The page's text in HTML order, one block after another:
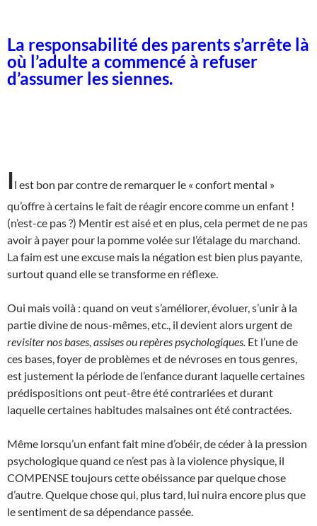
La responsabilité des parents s’arrête là
où l’adulte a commencé à refuser
d’assumer les siennes.
Il est bon par contre de remarquer le « confort mental »
qu’offre à certains le fait de réagir encore comme un enfant !
(n’est-ce pas ?) Mentir est aisé et en plus, cela permet de ne pas
avoir à payer pour la pomme volée sur l’étalage du marchand.
La faim est une excuse mais la négation est bien plus payante,
surtout quand elle se transforme en réflexe.
Oui mais voilà : quand on veut s’améliorer, évoluer, s’unir à la
partie divine de nous-mêmes, etc., il devient alors urgent de
revisiter nos bases, assises ou repères psychologiques. Et l’une de
ces bases, foyer de problèmes et de névroses en tous genres,
est justement la période de l’enfance durant laquelle certaines
prédispositions ont peut-être été contrariées et durant
laquelle certaines habitudes malsaines ont été contractées.
Même lorsqu’un enfant fait mine d’obéir, de céder à la pression
psychologique quand ce n’est pas à la violence physique, il
COMPENSE toujours cette obéissance par quelque chose
d’autre. Quelque chose qui, plus tard, lui nuira encore plus que
le sentiment de sa dépendance passée.